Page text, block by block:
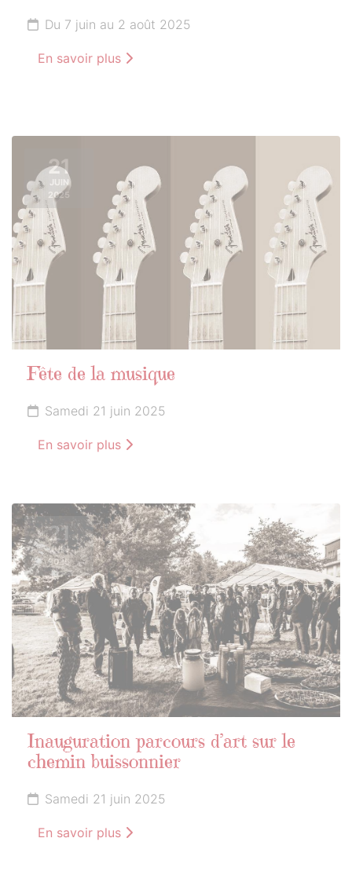
Du 7 juin au 2 août 2025
En savoir plus
21
JUIN
2025
Fête de la musique
Samedi 21 juin 2025
En savoir plus
21
JUIN
2025
Inauguration parcours d’art sur le
chemin buissonnier
Samedi 21 juin 2025
En savoir plus